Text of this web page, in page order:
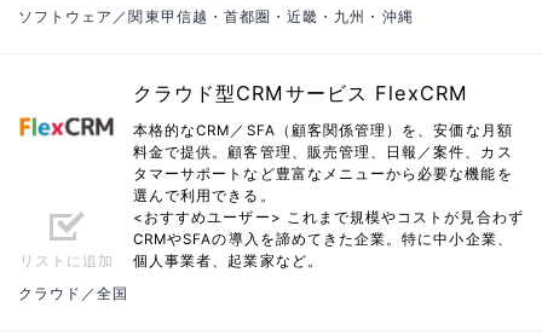
ソフトウェア／関東甲信越・首都圏・近畿・九州・沖縄
リストに追加
クラウド型CRMサービス FlexCRM
本格的なCRM／SFA（顧客関係管理）を、安価な月額
料金で提供。顧客管理、販売管理、日報／案件、カス
タマーサポートなど豊富なメニューから必要な機能を
選んで利用できる。
<おすすめユーザー> これまで規模やコストが見合わず
CRMやSFAの導入を諦めてきた企業。特に中小企業、
個人事業者、起業家など。
クラウド／全国